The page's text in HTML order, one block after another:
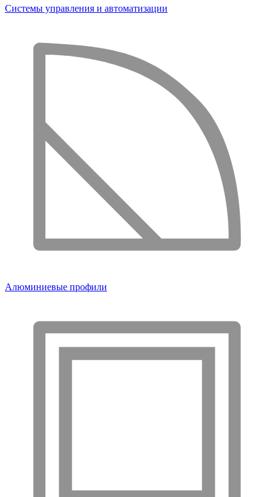
Системы управления и автоматизации
Алюминиевые профили